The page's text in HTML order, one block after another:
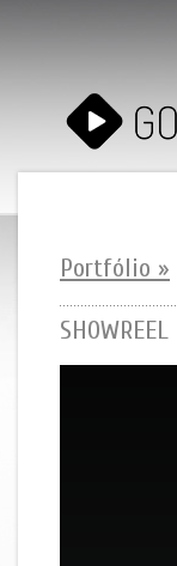
Portfólio »